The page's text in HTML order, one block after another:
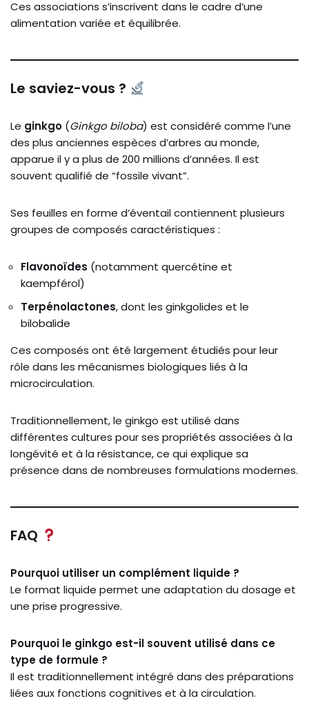
Ces associations s’inscrivent dans le cadre d’une
alimentation variée et équilibrée.
Le saviez-vous ?
Le ginkgo (Ginkgo biloba) est considéré comme l’une
des plus anciennes espèces d’arbres au monde,
apparue il y a plus de 200 millions d’années. Il est
souvent qualifié de “fossile vivant”.
Ses feuilles en forme d’éventail contiennent plusieurs
groupes de composés caractéristiques :
Flavonoïdes (notamment quercétine et
kaempférol)
Terpénolactones, dont les ginkgolides et le
bilobalide
Ces composés ont été largement étudiés pour leur
rôle dans les mécanismes biologiques liés à la
microcirculation.
Traditionnellement, le ginkgo est utilisé dans
différentes cultures pour ses propriétés associées à la
longévité et à la résistance, ce qui explique sa
présence dans de nombreuses formulations modernes.
FAQ
Pourquoi utiliser un complément liquide ?
Le format liquide permet une adaptation du dosage et
une prise progressive.
Pourquoi le ginkgo est-il souvent utilisé dans ce
type de formule ?
Il est traditionnellement intégré dans des préparations
liées aux fonctions cognitives et à la circulation.